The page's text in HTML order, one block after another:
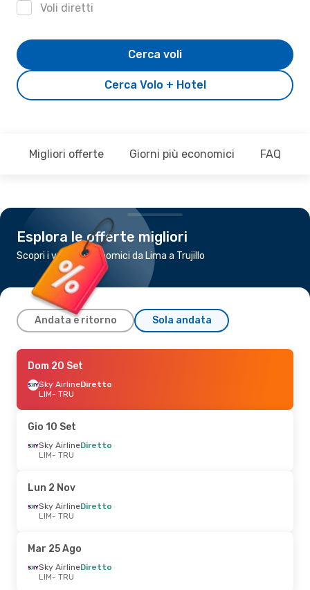
Voli diretti
Cerca Volo + Hotel
Cerca voli
Migliori offerte Giorni più economici FAQ
Esplora le offerte migliori
Scopri i voli più economici da Lima a Trujillo
Andata e ritorno Sola andata
Gio 15 Ott- Dom 18 Ott
Sky AirlineDiretto
LIM- TRU
TRU- LIM
Dom 20 Set
Sky AirlineDiretto
LIM- TRU
Gio 10 Set
Sky AirlineDiretto
LIM- TRU
Lun 2 Nov
Sky AirlineDiretto
LIM- TRU
Mar 25 Ago
Sky AirlineDiretto
LIM- TRU